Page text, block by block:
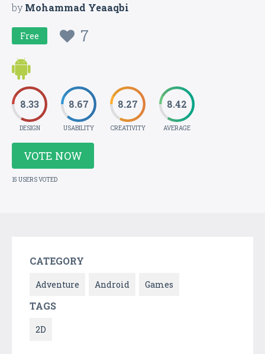
byMohammad Yeaaqbi
Free 7
8.33
DESIGN
8.67
USABILITY
8.27
CREATIVITY
8.42
AVERAGE
VOTE NOW
15 USERS VOTED
CATEGORY
Adventure Android Games
TAGS
2D